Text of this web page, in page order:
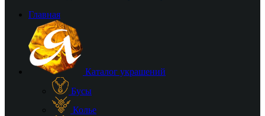
Главная
Каталог украшений
Бусы
Колье